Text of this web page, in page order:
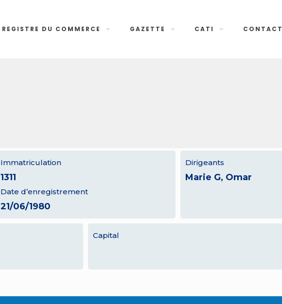
REGISTRE DU COMMERCE GAZETTE CATI CONTACT
Immatriculation
1311
Date d’enregistrement
21/06/1980
Dirigeants
Marie G, Omar
Capital